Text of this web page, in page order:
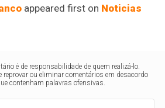
appeared first on Noticias
é de responsabilidade de quem realizá-lo.
reprovar ou eliminar comentários em desacordo
contenham palavras ofensivas.